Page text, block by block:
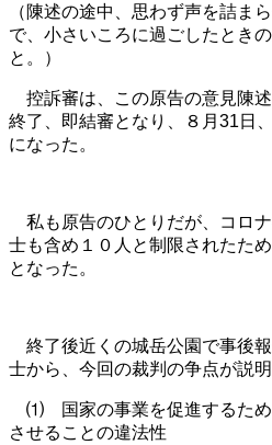
（陳述の途中、思わず声を詰ま
で、小さいころに過ごしたとき
と。）
控訴審は、この原告の意見陳
終了、即結審となり、８月31日
になった。
私も原告のひとりだが、コロ
士も含め１０人と制限されたた
となった。
終了後近くの城岳公園で事後
士から、今回の裁判の争点が説明
⑴ 国家の事業を促進するため
させることの違法性